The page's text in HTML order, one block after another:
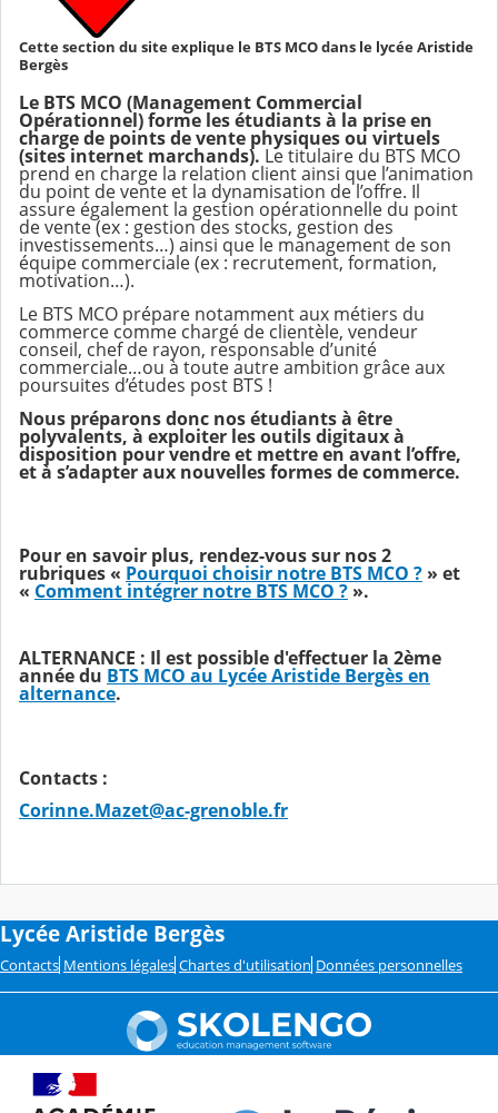
Cette section du site explique le BTS MCO dans le lycée Aristide
Bergès
Le BTS MCO (Management Commercial
Opérationnel) forme les étudiants à la prise en
charge de points de vente physiques ou virtuels
(sites internet marchands). Le titulaire du BTS MCO
prend en charge la relation client ainsi que l’animation
du point de vente et la dynamisation de l’offre. Il
assure également la gestion opérationnelle du point
de vente (ex : gestion des stocks, gestion des
investissements…) ainsi que le management de son
équipe commerciale (ex : recrutement, formation,
motivation…).
Le BTS MCO prépare notamment aux métiers du
commerce comme chargé de clientèle, vendeur
conseil, chef de rayon, responsable d’unité
commerciale…ou à toute autre ambition grâce aux
poursuites d’études post BTS !
Nous préparons donc nos étudiants à être
polyvalents, à exploiter les outils digitaux à
disposition pour vendre et mettre en avant l’offre,
et à s’adapter aux nouvelles formes de commerce.
Pour en savoir plus, rendez-vous sur nos 2
rubriques « Pourquoi choisir notre BTS MCO ? » et
« Comment intégrer notre BTS MCO ? ».
ALTERNANCE : Il est possible d'effectuer la 2ème
année du BTS MCO au Lycée Aristide Bergès en
alternance.
Contacts :
Corinne.Mazet@ac-grenoble.fr
Lycée Aristide Bergès
Contacts Mentions légales Chartes d'utilisation Données personnelles